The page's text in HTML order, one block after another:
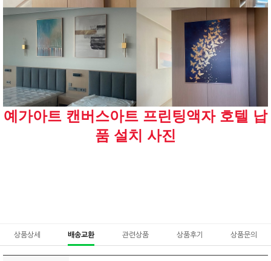
예가아트 캔버스아트 프린팅액자 호텔 납
품 설치 사진
상품상세 배송교환 관련상품 상품후기 상품문의